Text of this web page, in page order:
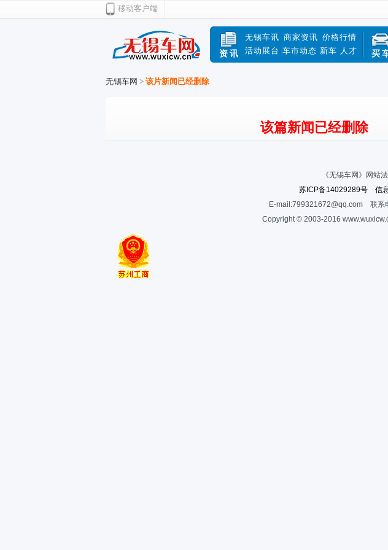
移动客户端
资讯
无锡车讯 商家资讯 价格行情
活动展台 车市动态 新车 人才 买
无锡车网 > 该片新闻已经删除
该篇新闻已经删除
《无锡车网》网站
苏ICP备14029289号 信
E-mail:799321672@qq.com 联系
Copyright © 2003-2016